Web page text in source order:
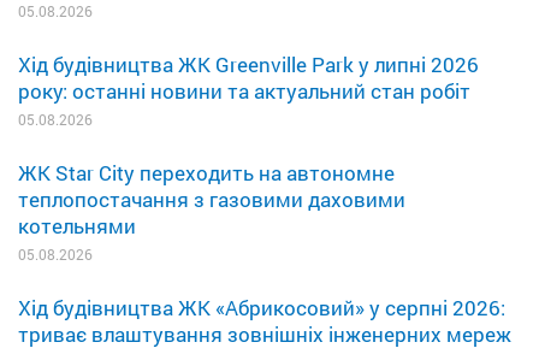
05.08.2026
Хід будівництва ЖК Greenville Park у липні 2026
року: останні новини та актуальний стан робіт
05.08.2026
ЖК Star City переходить на автономне
теплопостачання з газовими даховими
котельнями
05.08.2026
Хід будівництва ЖК «Абрикосовий» у серпні 2026:
триває влаштування зовнішніх інженерних мереж